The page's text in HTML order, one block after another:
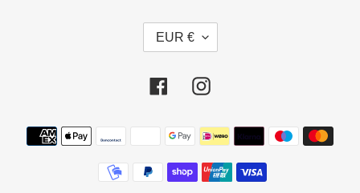
U
T
EUR €
FacebookInstagram
Betaalmethoden